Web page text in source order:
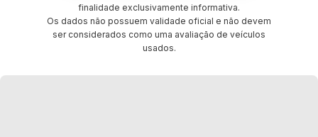
finalidade exclusivamente informativa.
Os dados não possuem validade oficial e não devem
ser considerados como uma avaliação de veículos
usados.